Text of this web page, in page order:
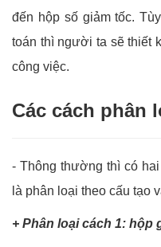
đến hộp số giảm tốc.
toán thì người ta sẽ thiết
công việc.
Các cách phân
- Thông thường thì có
là phân loại theo cấu tạo
+ Phân loại cách 1: hộp